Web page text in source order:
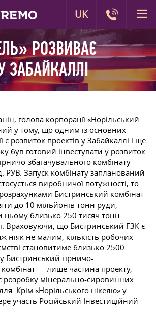
РОЗВИВАЄ
ЗАБАЙКАЛЛІ
голова корпорації «Норільський
у тому, що одним із основних
є розвиток проектів у Забайкаллі і ще
був готовий інвестувати у розвиток
збагачувального комбінату
РУВ. Запуск комбінату запланований
виробничої потужності, то
Бистринський комбінат
до 10 мільйонів тонн руди,
близько 250 тисяч тонн
Враховуючи, що Бистринський ГЗК є
ніяк не малим, кількість робочих
становитиме близько 2500
Бистринський гірничо-
— лише частина проекту,
розробку мінерально-сировинних
Крім «Норільського нікелю» у
участь Російський Інвестиційний
UK